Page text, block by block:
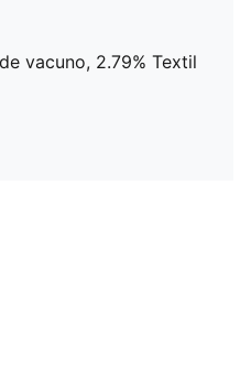
vacuno, 2.79% Textil